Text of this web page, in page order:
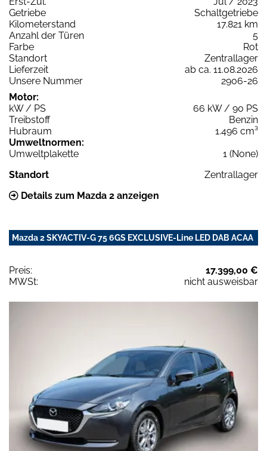
Getriebe
Schaltgetriebe
Kilometerstand
17.821 km
Anzahl der Türen
5
Farbe
Rot
Standort
Zentrallager
Lieferzeit
ab ca. 11.08.2026
Unsere Nummer
2906-26
Motor:
kW / PS
66 kW / 90 PS
Treibstoff
Benzin
Hubraum
1.496 cm³
Umweltnormen:
Umweltplakette
1 (None)
Standort
Zentrallager
Details zum Mazda 2 anzeigen
Mazda 2 SKYACTIV-G 75 6GS EXCLUSIVE-Line LED DAB ACAA
Preis:
17.399,00 €
MWSt:
nicht ausweisbar